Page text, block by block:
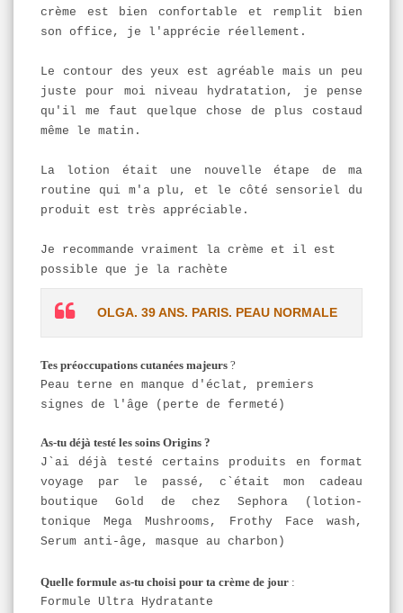
crème est bien confortable et remplit bien
son office, je l'apprécie réellement.
Le contour des yeux est agréable mais un peu
juste pour moi niveau hydratation, je pense
qu'il me faut quelque chose de plus costaud
même le matin.
La lotion était une nouvelle étape de ma
routine qui m'a plu, et le côté sensoriel du
produit est très appréciable.
Je recommande vraiment la crème et il est
possible que je la rachète
OLGA. 39 ANS. PARIS. PEAU NORMALE
Tes préoccupations cutanées majeurs ?
Peau terne en manque d'éclat, premiers
signes de l'âge (perte de fermeté)
As-tu déjà testé les soins Origins ?
J`ai déjà testé certains produits en format
voyage par le passé, c`était mon cadeau
boutique Gold de chez Sephora (lotion-
tonique Mega Mushrooms, Frothy Face wash,
Serum anti-âge, masque au charbon)
Quelle formule as-tu choisi pour ta crème de jour :
Formule Ultra Hydratante